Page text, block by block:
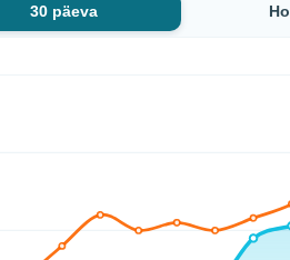
30 päeva
stabiilne: alates 19 °C